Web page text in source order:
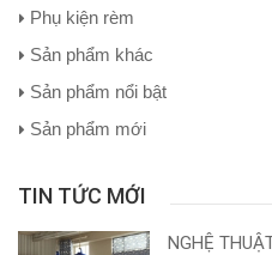
Phụ kiện rèm
Sản phẩm khác
Sản phẩm nổi bật
Sản phẩm mới
TIN TỨC MỚI
NGHỆ